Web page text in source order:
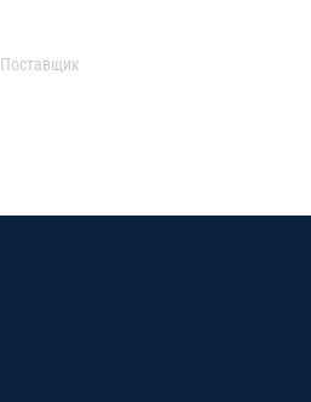
Поставщик